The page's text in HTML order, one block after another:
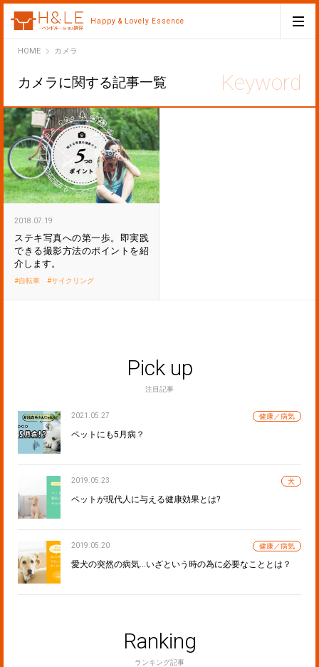
Happy & Lovely Essence
HOMEH&LEカメラ
カメラに関する記事一覧
2018.07.19
ステキ写真への第一歩。即実践
できる撮影方法のポイントを紹
介します。
自転車 サイクリング
Pick up
注目記事
2021.05.27 健康／病気
ペットにも5月病？
2019.05.23 犬
ペットが現代人に与える健康効果とは?
2019.05.20 健康／病気
愛犬の突然の病気…いざという時の為に必要なこととは？
Ranking
ランキング記事